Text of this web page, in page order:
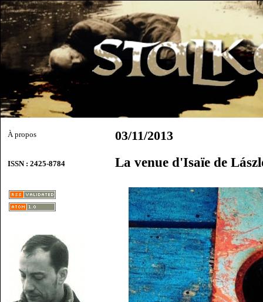
À propos
ISSN : 2425-8784
03/11/2013
La venue d'Isaïe de